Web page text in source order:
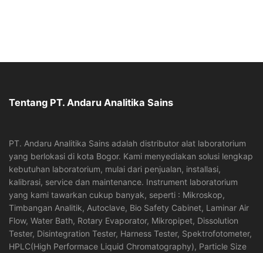
Tentang PT. Andaru Analitika Sains
PT. Andaru Analitika Sains adalah distributor alat laboratorium
yang berlokasi di kota Bogor. Kami menyediakan solusi lengkap
kebutuhan laboratorium, mulai dari penjualan, installasi,
kalibrasi, service dan maintenance. Instrument laboratorium
yang kami tawarkan cukup banyak, seperti : Mikroskop,
Timbangan Analitik, Autoclave, Bio Safety Cabinet, Laminar Air
Flow, Water Bath, Rotary Evaporator, Mikropipet, Dissolution
Tester, Disintegration Tester, Harness Tester, Spektrofotometer,
HPLC(High Performace Liquid Chromatography), Particle Size